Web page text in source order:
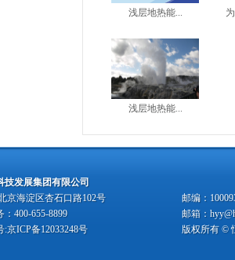
浅层地热能...
浅层地热能...
技发展集团有限公司
京海淀区杏石口路102号
邮编：
：400-655-8899
邮箱：
:京ICP备12033248号 版权所有 ©